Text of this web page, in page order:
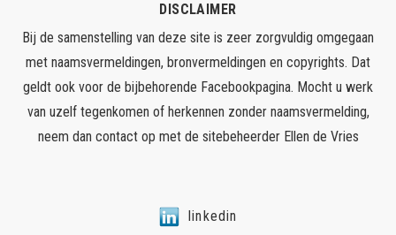
DISCLAIMER
Bij de samenstelling van deze site is zeer zorgvuldig omgegaan
met naamsvermeldingen, bronvermeldingen en copyrights. Dat
geldt ook voor de bijbehorende Facebookpagina. Mocht u werk
van uzelf tegenkomen of herkennen zonder naamsvermelding,
neem dan contact op met de sitebeheerder Ellen de Vries
linkedin